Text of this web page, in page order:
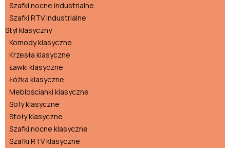
Szafki nocne industrialne
Szafki RTV industrialne
Styl klasyczny
Komody klasyczne
Krzesła klasyczne
Ławki klasyczne
Łóżka klasyczne
Meblościanki klasyczne
Sofy klasyczne
Stoły klasyczne
Szafki nocne klasyczne
Szafki RTV klasyczne